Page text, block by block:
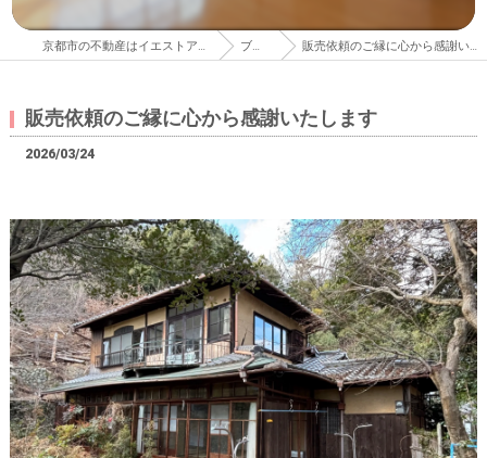
京都市の不動産はイエストア株式会社 ブログ 販売依頼のご縁に心から感謝いたします
販売依頼のご縁に心から感謝いたします
2026/03/24